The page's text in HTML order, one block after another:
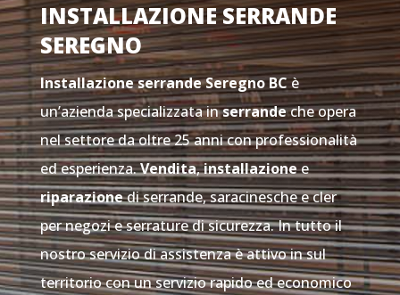
INSTALLAZIONE SERRANDE
SEREGNO
Installazione serrande SeregnoBCè
un’azienda specializzata inserrandeche opera
nel settore da oltre 25 anni con professionalità
ed esperienza.Vendita,installazionee
riparazionedi serrande, saracinesche e cler
per negozi e serrature di sicurezza. In tutto il
nostro servizio di assistenza è attivo in sul
territorio con un servizio rapido ed economico